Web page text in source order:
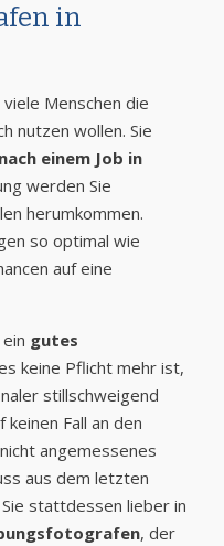
in
Menschen die
nutzen wollen. Sie
einem Job in
werden Sie
herumkommen.
so optimal wie
auf eine
gutes
keine Pflicht mehr ist,
stillschweigend
keinen Fall an den
angemessenes
aus dem letzten
stattdessen lieber in
, der